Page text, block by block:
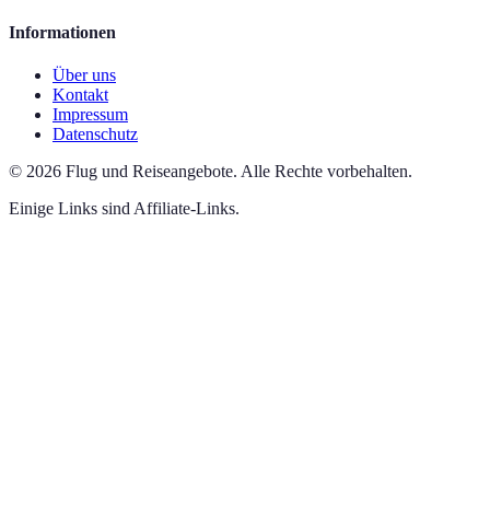
Informationen
Über uns
Kontakt
Impressum
Datenschutz
© 2026 Flug und Reiseangebote. Alle Rechte vorbehalten.
Einige Links sind Affiliate-Links.